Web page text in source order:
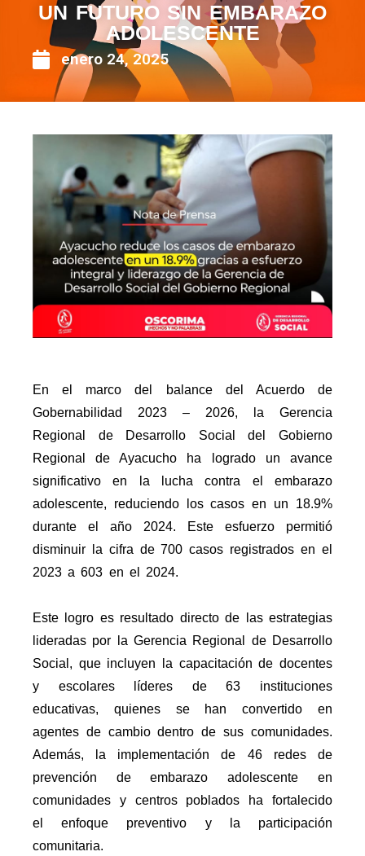
UN FUTURO SIN EMBARAZO
ADOLESCENTE
enero 24, 2025
En el marco del balance del Acuerdo de
Gobernabilidad 2023 – 2026, la Gerencia
Regional de Desarrollo Social del Gobierno
Regional de Ayacucho ha logrado un avance
significativo en la lucha contra el embarazo
adolescente, reduciendo los casos en un 18.9%
durante el año 2024. Este esfuerzo permitió
disminuir la cifra de 700 casos registrados en el
2023 a 603 en el 2024.
Este logro es resultado directo de las estrategias
lideradas por la Gerencia Regional de Desarrollo
Social, que incluyen la capacitación de docentes
y escolares líderes de 63 instituciones
educativas, quienes se han convertido en
agentes de cambio dentro de sus comunidades.
Además, la implementación de 46 redes de
prevención de embarazo adolescente en
comunidades y centros poblados ha fortalecido
el enfoque preventivo y la participación
comunitaria.